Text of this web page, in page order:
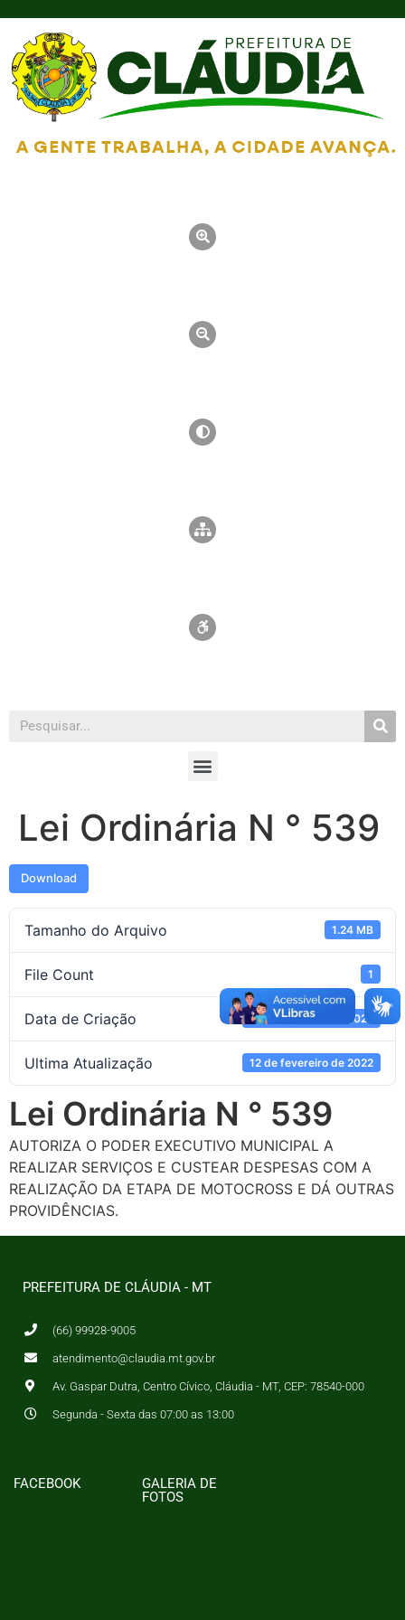
Lei Ordinária N ° 539
Download
Tamanho do Arquivo 1.24 MB
File Count 1
Data de Criação 12 de fevereiro de 2022
Ultima Atualização 12 de fevereiro de 2022
Lei Ordinária N ° 539
AUTORIZA O PODER EXECUTIVO MUNICIPAL A
REALIZAR SERVIÇOS E CUSTEAR DESPESAS COM A
REALIZAÇÃO DA ETAPA DE MOTOCROSS E DÁ OUTRAS
PROVIDÊNCIAS.
PREFEITURA DE CLÁUDIA - MT
(66) 99928-9005
atendimento@claudia.mt.gov.br
Av. Gaspar Dutra, Centro Cívico, Cláudia - MT, CEP: 78540-000
Segunda - Sexta das 07:00 as 13:00
FACEBOOK
GALERIA DE
FOTOS